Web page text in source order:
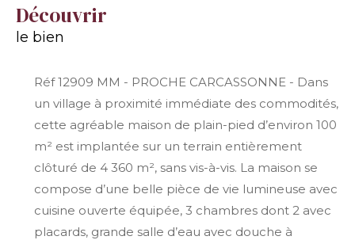
découvrir
le bien
Réf 12909 MM - PROCHE CARCASSONNE - Dans
un village à proximité immédiate des commodités,
cette agréable maison de plain-pied d’environ 100
m² est implantée sur un terrain entièrement
clôturé de 4 360 m², sans vis-à-vis. La maison se
compose d’une belle pièce de vie lumineuse avec
cuisine ouverte équipée, 3 chambres dont 2 avec
placards, grande salle d’eau avec douche à